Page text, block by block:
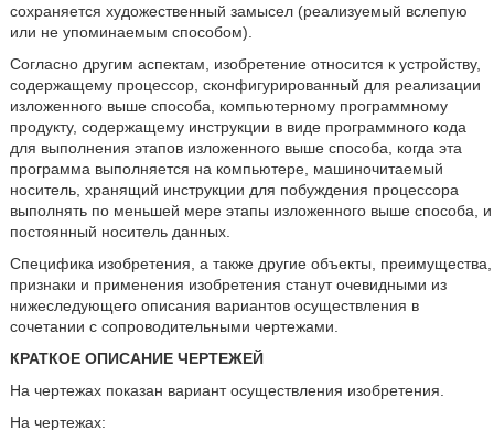
сохраняется художественный замысел (реализуемый вслепую
или не упоминаемым способом).
Согласно другим аспектам, изобретение относится к устройству,
содержащему процессор, сконфигурированный для реализации
изложенного выше способа, компьютерному программному
продукту, содержащему инструкции в виде программного кода
для выполнения этапов изложенного выше способа, когда эта
программа выполняется на компьютере, машиночитаемый
носитель, хранящий инструкции для побуждения процессора
выполнять по меньшей мере этапы изложенного выше способа, и
постоянный носитель данных.
Специфика изобретения, а также другие объекты, преимущества,
признаки и применения изобретения станут очевидными из
нижеследующего описания вариантов осуществления в
сочетании с сопроводительными чертежами.
КРАТКОЕ ОПИСАНИЕ ЧЕРТЕЖЕЙ
На чертежах показан вариант осуществления изобретения.
На чертежах: